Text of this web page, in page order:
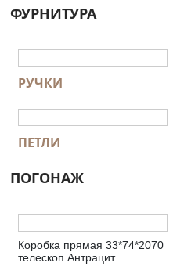
ФУРНИТУРА
РУЧКИ
ПЕТЛИ
ПОГОНАЖ
Коробка прямая 33*74*2070
телескоп Антрацит